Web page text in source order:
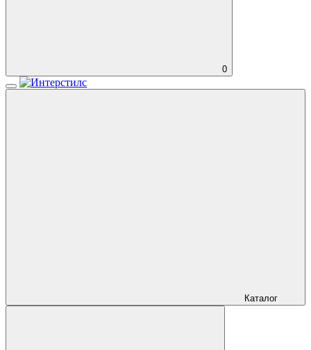
0
Каталог